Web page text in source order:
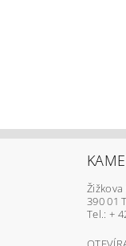
Žižkova
390 01
Tel.: +